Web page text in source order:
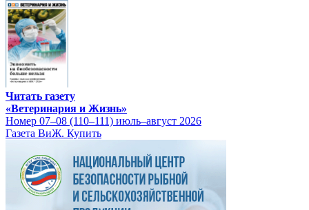
Читать газету
«Ветеринария и Жизнь»
Номер 07–08 (110–111) июль–август 2026
Газета ВиЖ. Купить